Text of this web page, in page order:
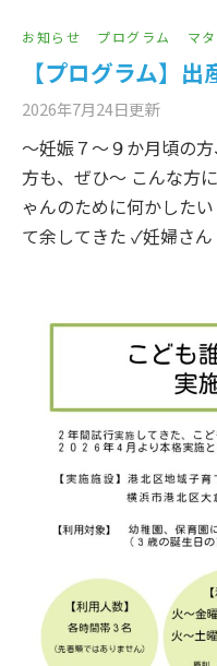
お知らせ プログラム マ
【プログラム】
2026年7月24日更新
～妊娠７～９か月頃の
方も、ぜひ～ こんな方
ゃんのために何かした
て余してきた ✓妊婦さ